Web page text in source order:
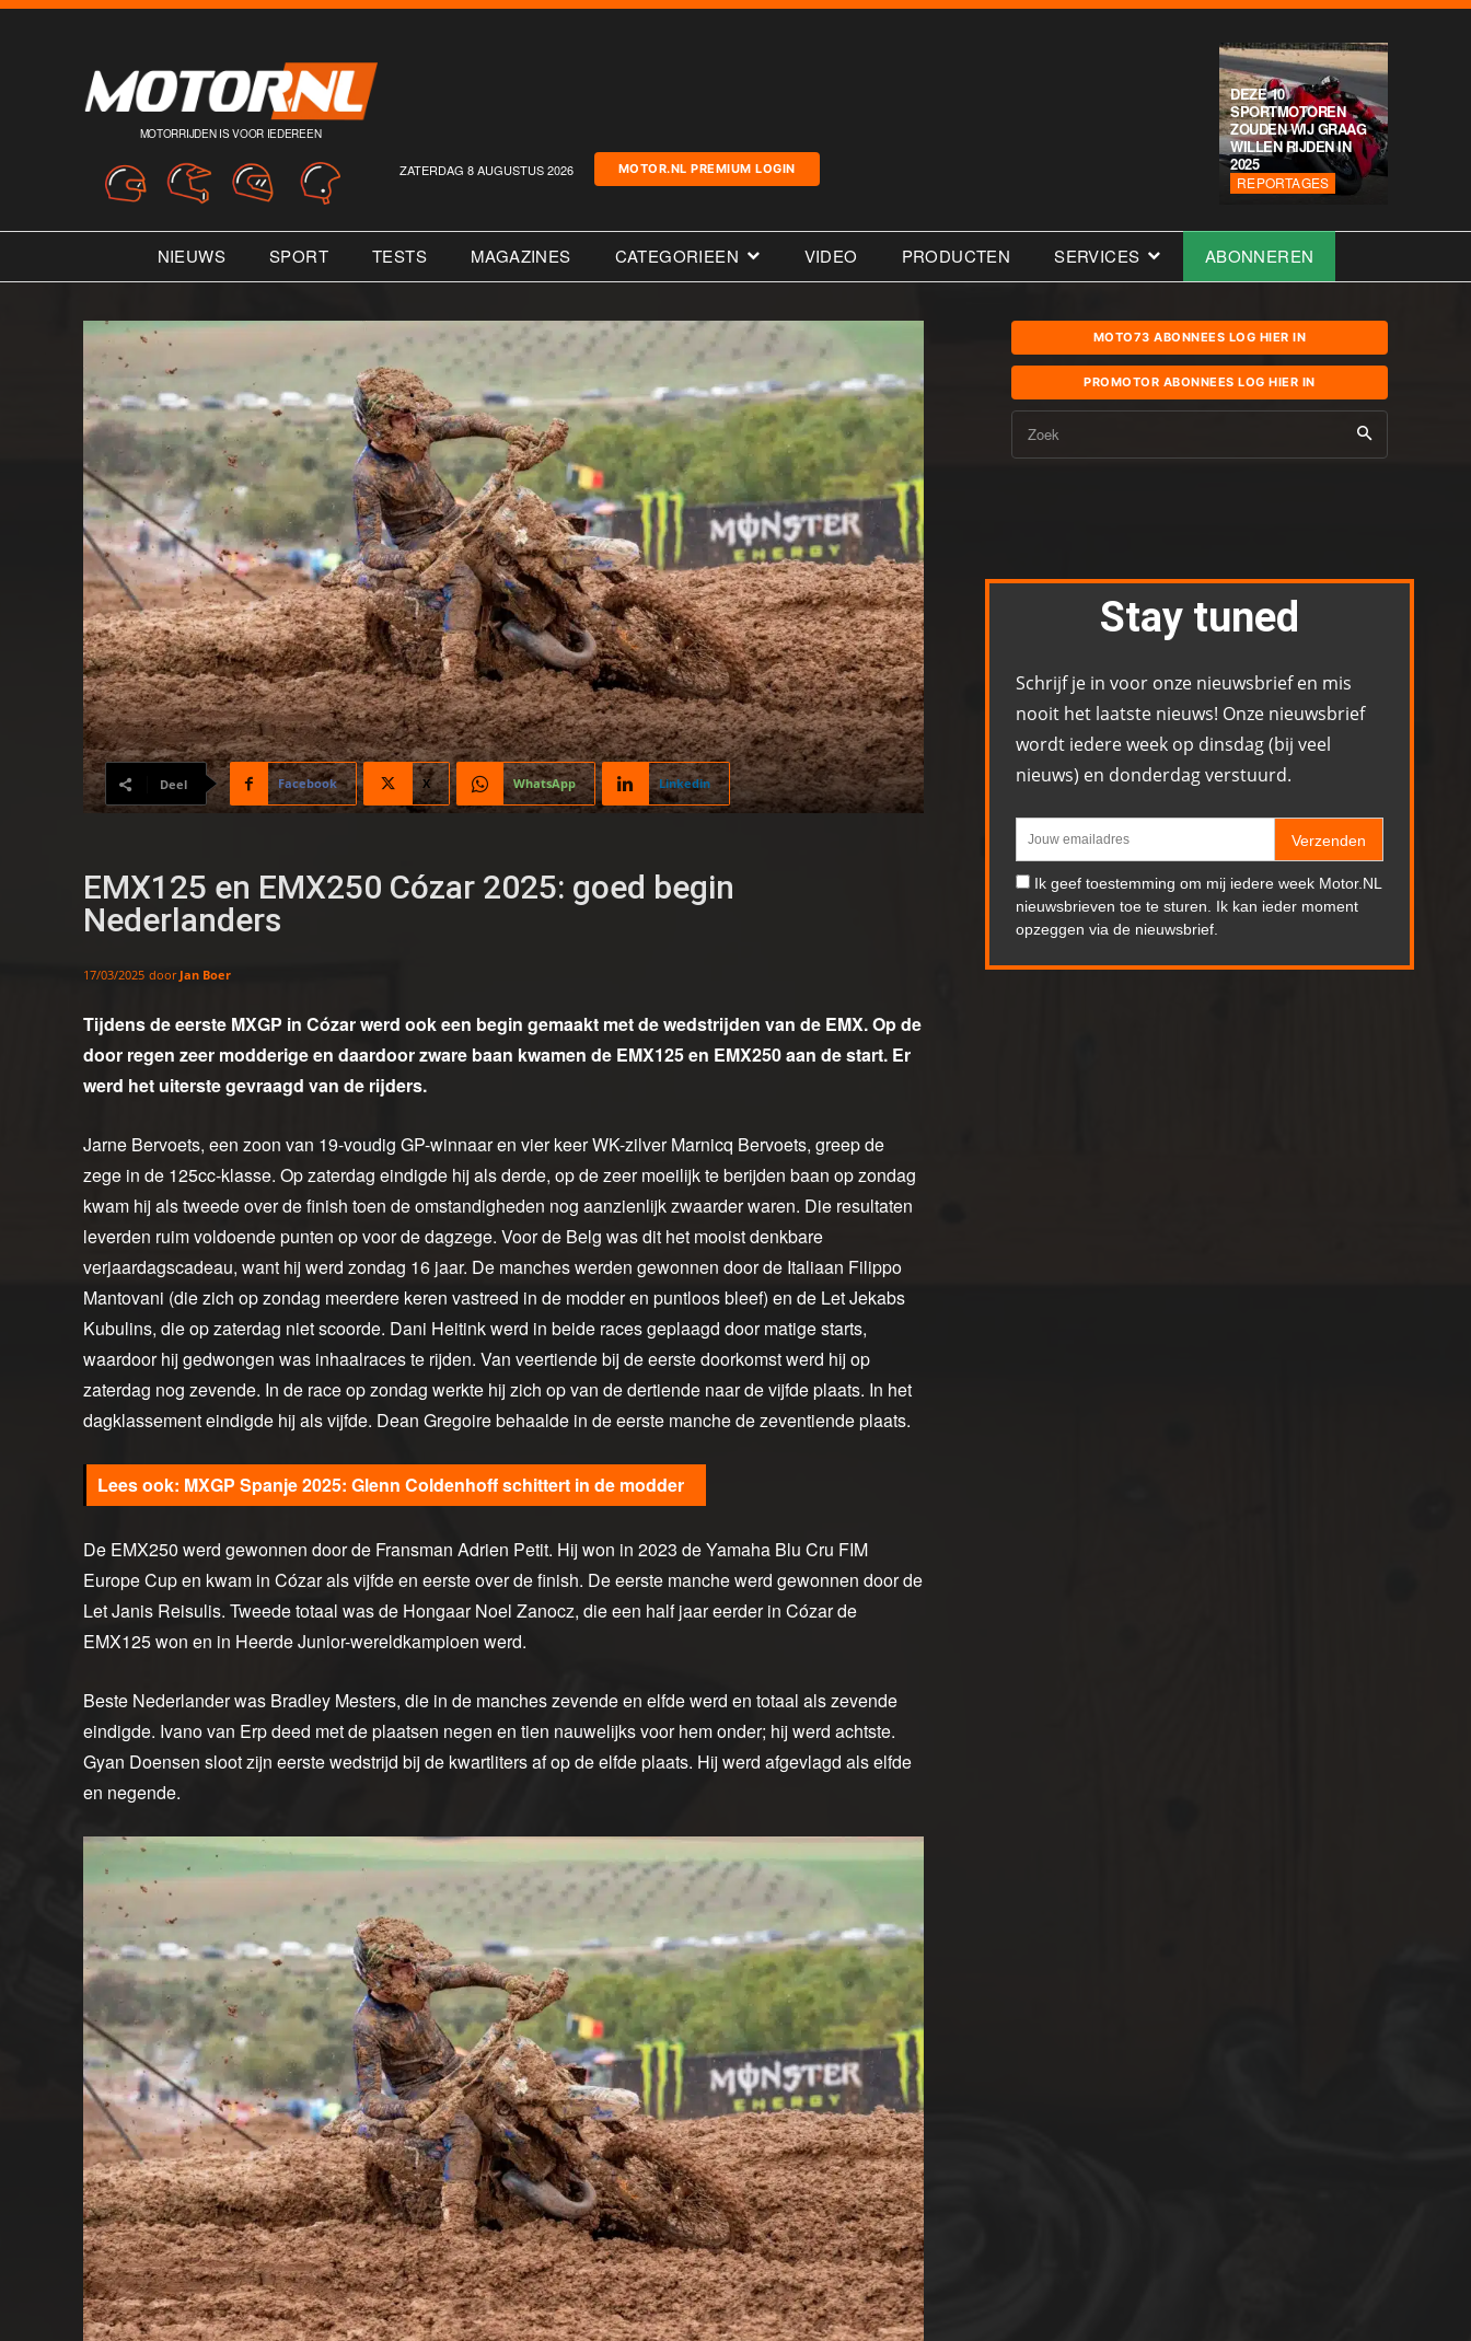
MOTORRIJDEN IS VOOR IEDEREEN
ZATERDAG 8 AUGUSTUS 2026 MOTOR.NL PREMIUM LOGIN
DEZE 10
SPORTMOTOREN
ZOUDEN WIJ GRAAG
WILLEN RIJDEN IN
2025
REPORTAGES
NIEUWS SPORT TESTS MAGAZINES CATEGORIEEN VIDEO PRODUCTEN SERVICES ABONNEREN
Deel Facebook X WhatsApp Linkedin
EMX125 en EMX250 Cózar 2025: goed begin
Nederlanders
17/03/2025 door Jan Boer
Tijdens de eerste MXGP in Cózar werd ook een begin gemaakt met de wedstrijden van de EMX. Op de
door regen zeer modderige en daardoor zware baan kwamen de EMX125 en EMX250 aan de start. Er
werd het uiterste gevraagd van de rijders.
Jarne Bervoets, een zoon van 19-voudig GP-winnaar en vier keer WK-zilver Marnicq Bervoets, greep de
zege in de 125cc-klasse. Op zaterdag eindigde hij als derde, op de zeer moeilijk te berijden baan op zondag
kwam hij als tweede over de finish toen de omstandigheden nog aanzienlijk zwaarder waren. Die resultaten
leverden ruim voldoende punten op voor de dagzege. Voor de Belg was dit het mooist denkbare
verjaardagscadeau, want hij werd zondag 16 jaar. De manches werden gewonnen door de Italiaan Filippo
Mantovani (die zich op zondag meerdere keren vastreed in de modder en puntloos bleef) en de Let Jekabs
Kubulins, die op zaterdag niet scoorde. Dani Heitink werd in beide races geplaagd door matige starts,
waardoor hij gedwongen was inhaalraces te rijden. Van veertiende bij de eerste doorkomst werd hij op
zaterdag nog zevende. In de race op zondag werkte hij zich op van de dertiende naar de vijfde plaats. In het
dagklassement eindigde hij als vijfde. Dean Gregoire behaalde in de eerste manche de zeventiende plaats.
MXGP Spanje 2025: Glenn Coldenhoff schittert in de modder
De EMX250 werd gewonnen door de Fransman Adrien Petit. Hij won in 2023 de Yamaha Blu Cru FIM
Europe Cup en kwam in Cózar als vijfde en eerste over de finish. De eerste manche werd gewonnen door de
Let Janis Reisulis. Tweede totaal was de Hongaar Noel Zanocz, die een half jaar eerder in Cózar de
EMX125 won en in Heerde Junior-wereldkampioen werd.
Beste Nederlander was Bradley Mesters, die in de manches zevende en elfde werd en totaal als zevende
eindigde. Ivano van Erp deed met de plaatsen negen en tien nauwelijks voor hem onder; hij werd achtste.
Gyan Doensen sloot zijn eerste wedstrijd bij de kwartliters af op de elfde plaats. Hij werd afgevlagd als elfde
en negende.
MOTO73 ABONNEES LOG HIER IN
PROMOTOR ABONNEES LOG HIER IN
Zoek
Stay tuned
Schrijf je in voor onze nieuwsbrief en mis
nooit het laatste nieuws! Onze nieuwsbrief
wordt iedere week op dinsdag (bij veel
nieuws) en donderdag verstuurd.
Verzenden
Ik geef toestemming om mij iedere week Motor.NL
nieuwsbrieven toe te sturen. Ik kan ieder moment
opzeggen via de nieuwsbrief.